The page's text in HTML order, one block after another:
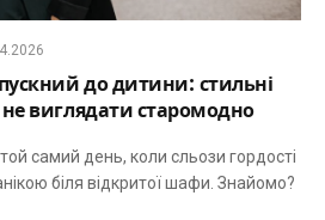
до дитини: стильні
виглядати старомодно
самий день, коли сльози гордості
біля відкритої шафи. Знайомо?